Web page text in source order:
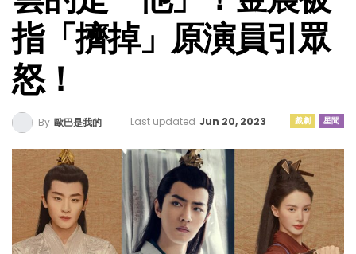
指「擠掉」原演員引眾
怒！
戲劇 星聞
By 歐巴是我的 Last updated Jun 20, 2023